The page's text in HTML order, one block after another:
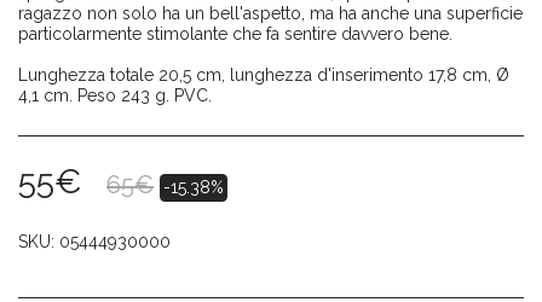
ragazzo non solo ha un bell'aspetto, ma ha anche una superficie
particolarmente stimolante che fa sentire davvero bene.
Lunghezza totale 20,5 cm, lunghezza d'inserimento 17,8 cm, Ø
4,1 cm. Peso 243 g. PVC.
55€ 65€ -15.38%
SKU: 05444930000